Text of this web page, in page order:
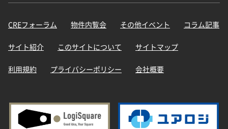
CREフォーラム 物件内覧会 その他イベント コラム記事
サイト紹介 このサイトについて サイトマップ
利用規約 プライバシーポリシー 会社概要